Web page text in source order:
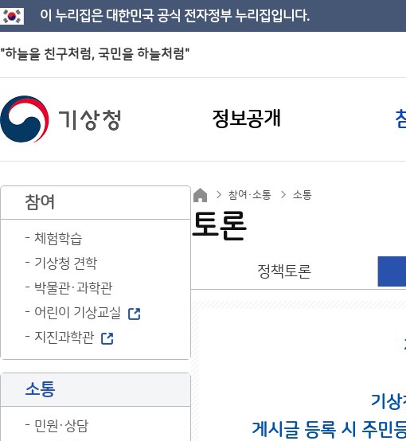
이 누리집은 대한민국 공식 전자정부 누리집입니다.
"하늘을 친구처럼, 국민을 하늘처럼"
정보공개
참여
체험학습
기상청 견학
박물관·과학관
어린이 기상교실
지진과학관
소통
민원·상담
참여·소통 소통
토론
정책토론
기
게시글 등록 시 주민